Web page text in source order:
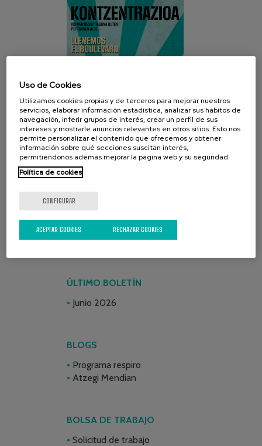
REDES SOCIALES
ÚLTIMO BOLETÍN
Junio 2026
BLOGS
Programa respiro
Atzegi Mendian
BOLSA DE TRABAJO
Solicitud de trabajo
Uso de Cookies
Utilizamos cookies propias y de terceros para mejorar nuestros
servicios, elaborar información estadística, analizar sus hábitos de
navegación, inferir grupos de interés, crear un perfil de sus
intereses y mostrarle anuncios relevantes en otros sitios. Esto nos
permite personalizar el contenido que ofrecemos y obtener
información sobre qué secciones suscitan interés,
permitiéndonos además mejorar la página web y su seguridad.
Política de cookies
CONFIGURAR
RECHAZAR COOKIES
ACEPTAR COOKIES